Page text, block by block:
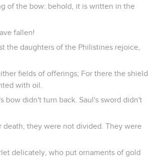
of the bow: behold, it is written in the
fallen!
the daughters of the Philistines rejoice,
fields of offerings; For there the shield
with oil.
bow didn't turn back. Saul's sword didn't
death, they were not divided. They were
delicately, who put ornaments of gold